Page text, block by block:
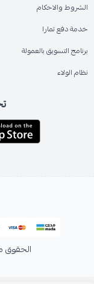
الشروط والاحكام
خدمة دفع تمارا
برنامج التسويق بالعمولة
نظام الولاء
الحقوق